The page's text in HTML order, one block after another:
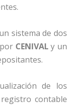
sistema de dos
CENIVAL y un
de los
contable